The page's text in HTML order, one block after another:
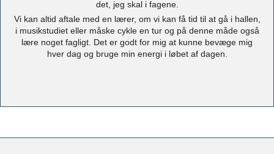
det, jeg skal i fagene.
Vi kan altid aftale med en lærer, om vi kan få tid til at gå i hallen,
i musikstudiet eller måske cykle en tur og på denne måde også
lære noget fagligt. Det er godt for mig at kunne bevæge mig
hver dag og bruge min energi i løbet af dagen.